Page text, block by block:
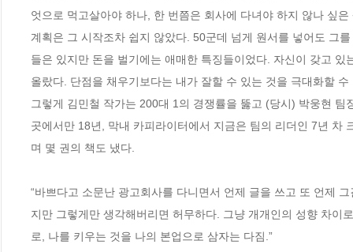
엇으로 먹고살아야 하나, 한 번쯤은 회사에 다녀야 하지 않나 싶
계획은 그 시작조차 쉽지 않았다. 50군데 넘게 원서를 넣어도 그
들은 있지만 돈을 벌기에는 애매한 특징들이었다. 자신이 갖고 있
올랐다. 단점을 채우기보다는 내가 잘할 수 있는 것을 극대화할
그렇게 김민철 작가는 200대 1의 경쟁률을 뚫고 (당시) 박웅현
곳에서만 18년, 막내 카피라이터에서 지금은 팀의 리더인 7년 차
며 몇 권의 책도 냈다.
“바쁘다고 소문난 광고회사를 다니면서 언제 글을 쓰고 또 언제
지만 그렇게만 생각해버리면 허무하다. 그냥 개개인의 성향 차이
로, 나를 키우는 것을 나의 본업으로 삼자는 다짐.”